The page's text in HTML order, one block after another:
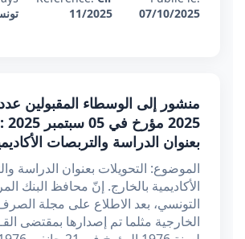
07/10/2025
11/2025
بعنوان الدراسة والتربصات
الموضوع: التحويلات بعنوان الدراسة
الأكاديمية بالخارج. إنّ محافظ البنك
التونسي، بعد الاطلاع على مجلة